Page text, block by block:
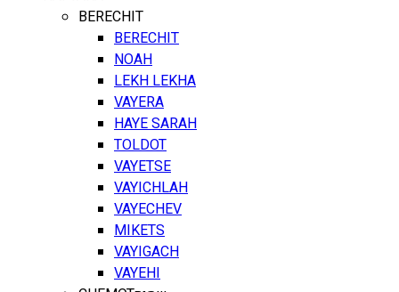
BERECHIT
BERECHIT
NOAH
LEKH LEKHA
VAYERA
HAYE SARAH
TOLDOT
VAYETSE
VAYICHLAH
VAYECHEV
MIKETS
VAYIGACH
VAYEHI